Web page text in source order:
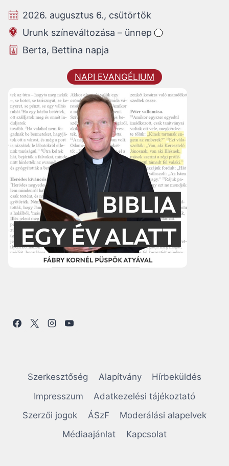
2026. augusztus 6., csütörtök
Urunk színeváltozása – ünnep
Berta, Bettina napja
NAPI EVANGÉLIUM
Szerkesztőség Alapítvány
Hírbeküldés
Impresszum
Adatkezelési tájékoztató
Szerzői jogok
ÁSzF
Moderálási alapelvek
Médiaajánlat
Kapcsolat